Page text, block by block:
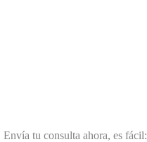
Envía tu consulta ahora, es fácil: